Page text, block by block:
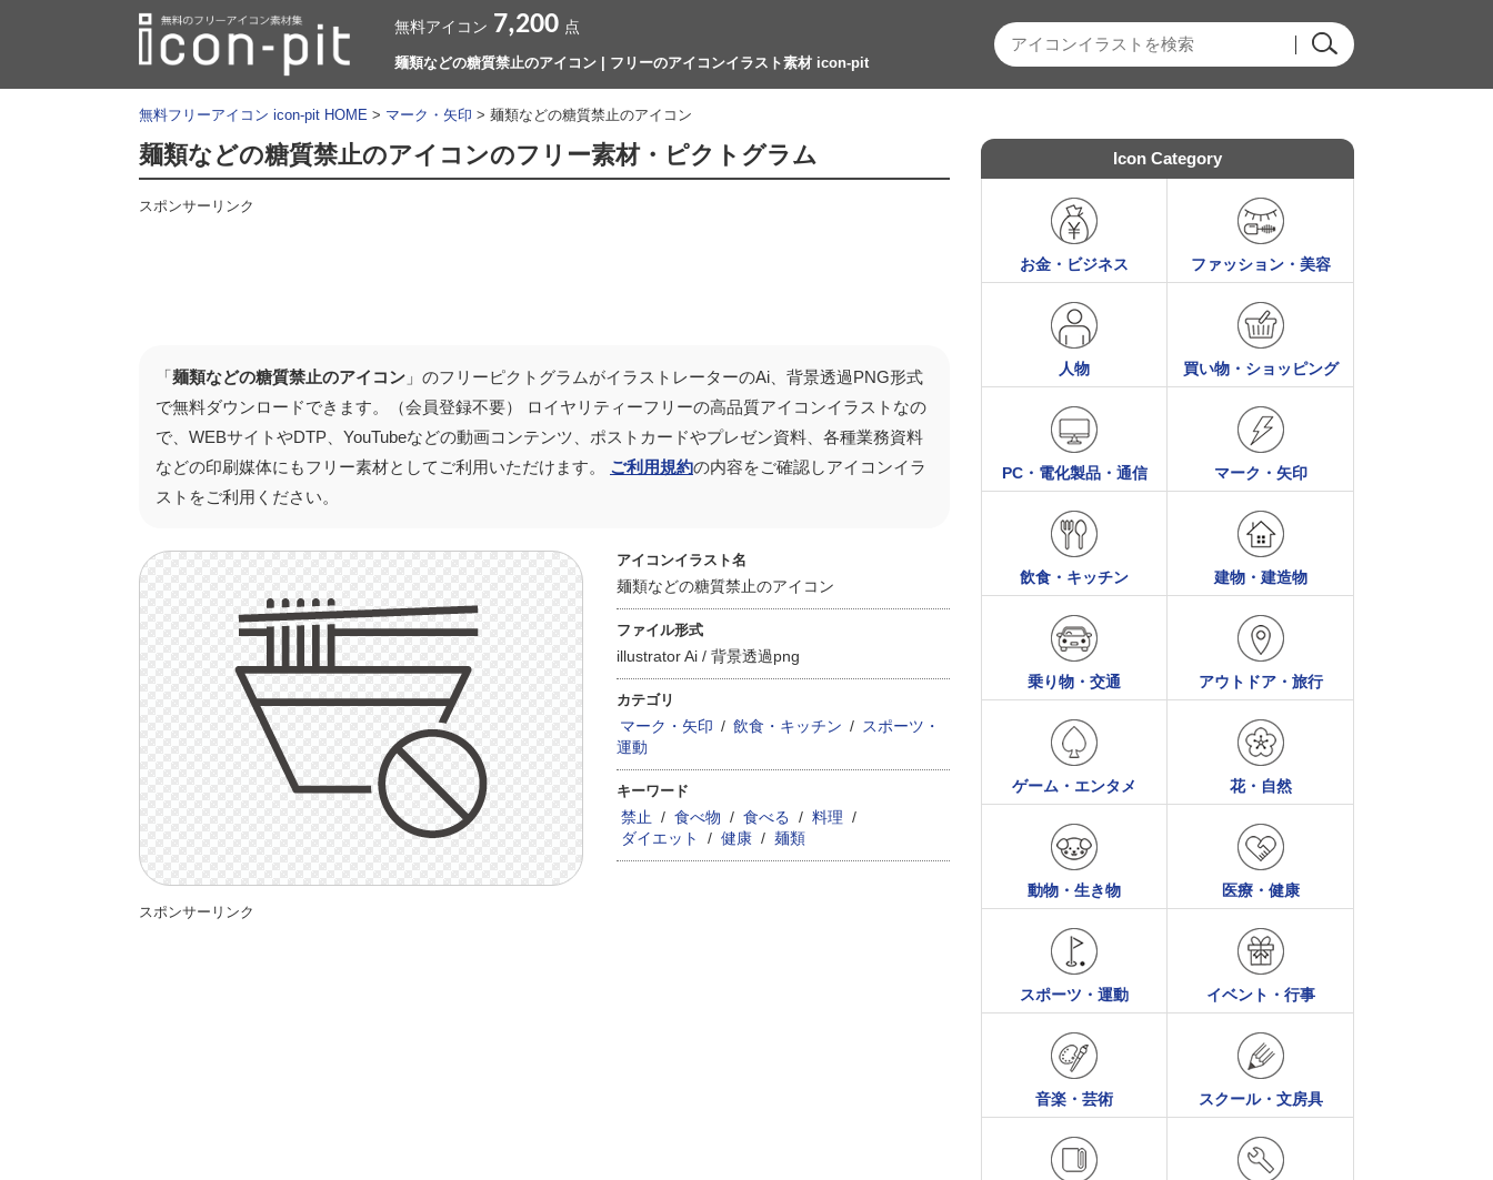
無料アイコン 7,200 点
麺類などの糖質禁止のアイコン | フリーのアイコンイラスト素材 icon-pit
無料フリーアイコン icon-pit HOME > マーク・矢印 > 麺類などの糖質禁止のアイコン
麺類などの糖質禁止のアイコンのフリー素材・ピクトグラム
スポンサーリンク
「麺類などの糖質禁止のアイコン 」のフリーピクトグラムがイラストレーターのAi、背景透過PNG形式
で無料ダウンロードできます。（会員登録不要） ロイヤリティーフリーの高品質アイコンイラストなの
で、WEBサイトやDTP、YouTubeなどの動画コンテンツ、ポストカードやプレゼン資料、各種業務資料
などの印刷媒体にもフリー素材としてご利用いただけます。 ご利用規約の内容をご確認しアイコンイラ
ストをご利用ください。
アイコンイラスト名
麺類などの糖質禁止のアイコン
ファイル形式
illustrator Ai / 背景透過png
カテゴリ
マーク・矢印 / 飲食・キッチン / スポーツ・
運動
キーワード
禁止 / 食べ物 / 食べる / 料理 /
ダイエット
/ 健康 / 麺類
スポンサーリンク
Icon Category
お金・ビジネス ファッション・美容
人物 買い物・ショッピング
PC・電化製品・通信 マーク・矢印
飲食・キッチン 建物・建造物
乗り物・交通 アウトドア・旅行
ゲーム・エンタメ 花・自然
動物・生き物 医療・健康
スポーツ・運動 イベント・行事
音楽・芸術 スクール・文房具